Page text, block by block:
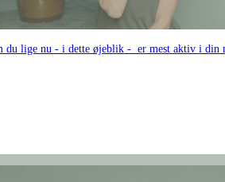
du lige nu - i dette øjeblik - er mest aktiv i